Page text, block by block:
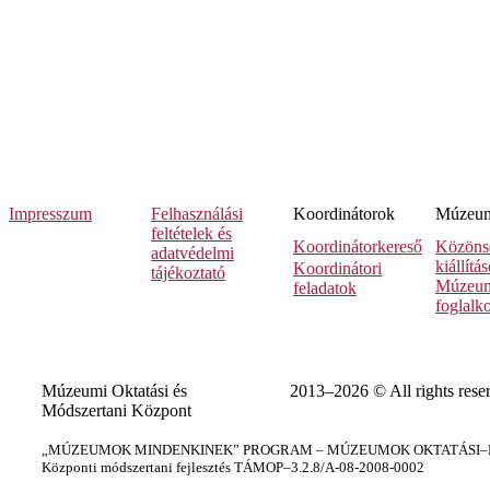
Impresszum
Felhasználási
feltételek és
adatvédelmi
tájékoztató
Koordinátorok
Koordinátorkereső
Koordinátori
feladatok
Múzeumi Oktatási és
Módszertani Központ
2013–2026 © All rights
„MÚZEUMOK MINDENKINEK” PROGRAM – MÚZEUMOK
Központi módszertani fejlesztés TÁMOP–3.2.8/A-08-2008-0002